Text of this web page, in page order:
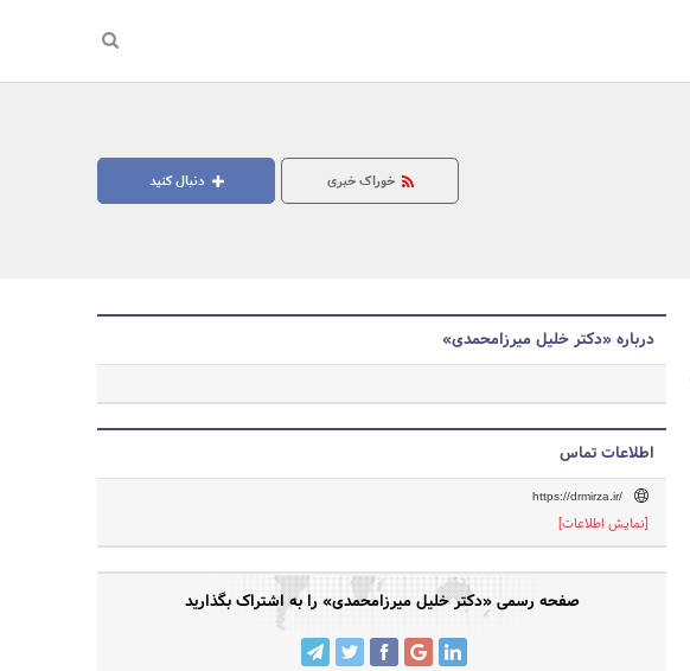
دنبال کنید خوراک خبری
درباره «دکتر خلیل میرزامحمدی»
اطلاعات تماس
https://drmirza.ir/
[نمایش اطلاعات]
صفحه رسمی «دکتر خلیل میرزامحمدی» را به اشتراک بگذارید